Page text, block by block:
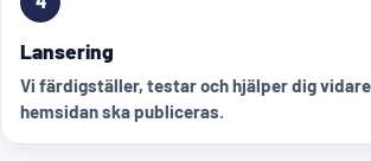
Lansering
Vi färdigställer, testar och hjälper dig
hemsidan ska publiceras.